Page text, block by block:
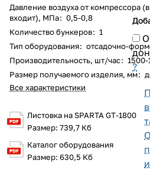
Давление воздуха от компрессора
входит), МПа: 0,5-0,8
Количество бункеров: 1
Тип оборудования: отсадочно-
Производительность, шт/час: 1500-
Размер получаемого изделия, мм:
Все характеристики
Листовка на SPARTA GT-1800
Размер: 739,7 Кб
Каталог оборудования
Размер: 630,5 Кб
?